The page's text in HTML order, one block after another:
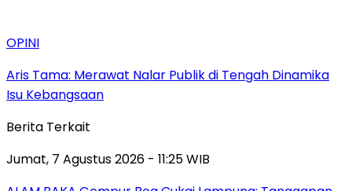
OPINI
Aris Tama: Merawat Nalar Publik di Tengah Dinamika
Isu Kebangsaan
Berita Terkait
Jumat, 7 Agustus 2026 - 11:25 WIB